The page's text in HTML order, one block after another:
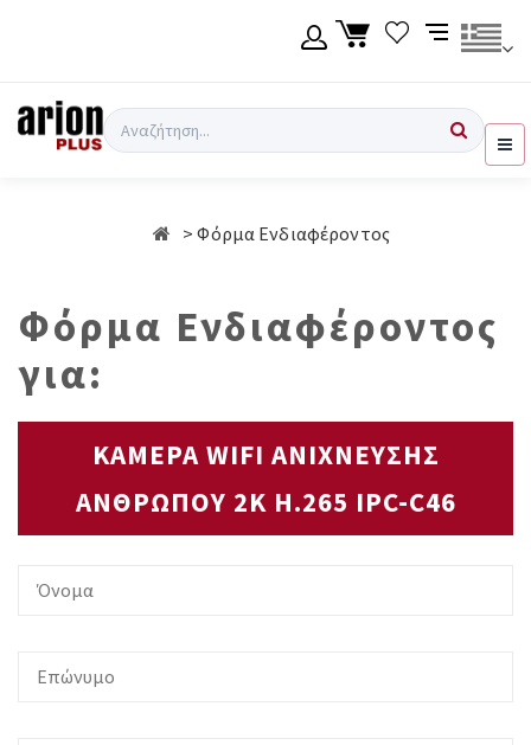
Σύνδεση χρήση
Αναζήτηση
Φόρμα Ενδιαφέροντος
Φόρμα Ενδιαφέροντος
για:
ΚΑΜΕΡΑ WIFI ΑΝΙΧΝΕΥΣΗΣ
ΑΝΘΡΩΠΟΥ 2K H.265 IPC-C46